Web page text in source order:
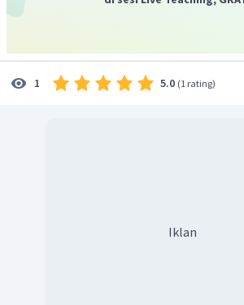
1 5.0 (1 rating)
Iklan